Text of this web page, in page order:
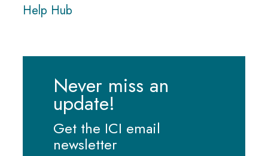
Help Hub
Never miss an
update!
Get the ICI email
newsletter